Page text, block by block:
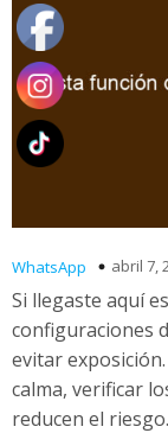
WhatsApp abril 7,
Si llegaste aquí
configuraciones
evitar
calma, verificar
reducen el